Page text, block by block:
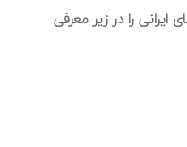
ایرانی را در زیر معرفی